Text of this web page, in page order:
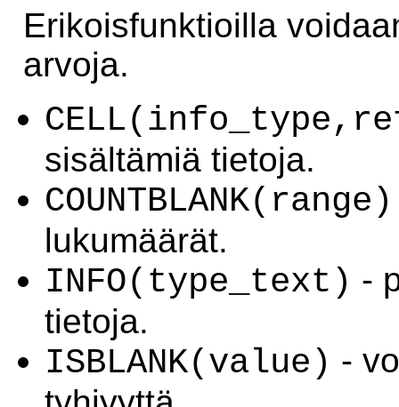
Erikoisfunktioilla
arvoja.
sisältämiä tietoja.
COUNTBLANK(range)
lukumäärät.
INFO(type_text) -
tietoja.
ISBLANK(value) -